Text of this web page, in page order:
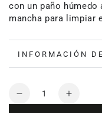
con un paño
mancha para limpiar
INFORMACIÓN
Cantidad
Reducir